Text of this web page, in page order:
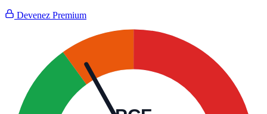
Devenez Premium